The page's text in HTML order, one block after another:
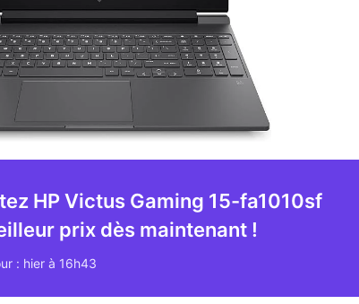
HP Victus Gaming 15-fa1010sf
prix dès maintenant !
: hier à 16h43